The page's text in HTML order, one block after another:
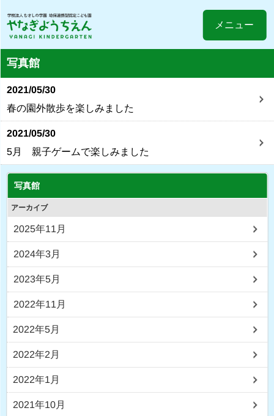
メニュー
写真館
2021/05/30
春の園外散歩を楽しみました
2021/05/30
5月 親子ゲームで楽しみました
写真館
アーカイブ
2025年11月
2024年3月
2023年5月
2022年11月
2022年5月
2022年2月
2022年1月
2021年10月